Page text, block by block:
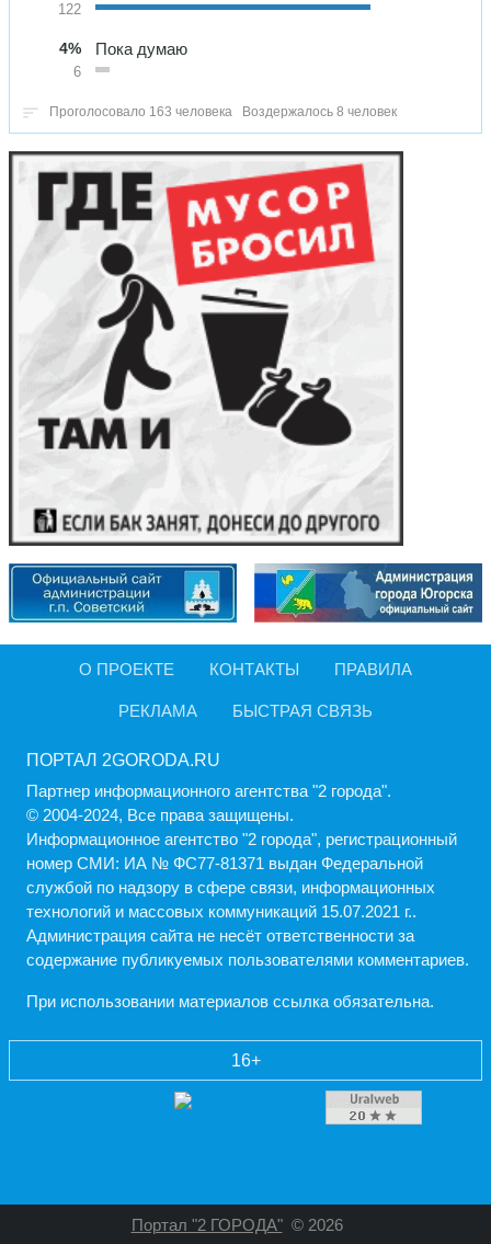
122
4%
6
Пока думаю
Проголосовало 163 человека Воздержалось 8 человек
О ПРОЕКТЕ КОНТАКТЫ ПРАВИЛА
РЕКЛАМА БЫСТРАЯ СВЯЗЬ
ПОРТАЛ 2GORODA.RU
Партнер информационного агентства "2 города".
© 2004-2024, Все права защищены.
Информационное агентство "2 города", регистрационный
номер СМИ: ИА № ФС77-81371 выдан Федеральной
службой по надзору в сфере связи, информационных
технологий и массовых коммуникаций 15.07.2021 г..
Администрация cайта не несёт ответственности за
содержание публикуемых пользователями комментариев.
При использовании материалов ссылка обязательна.
16+
Портал "2 ГОРОДА" © 2026